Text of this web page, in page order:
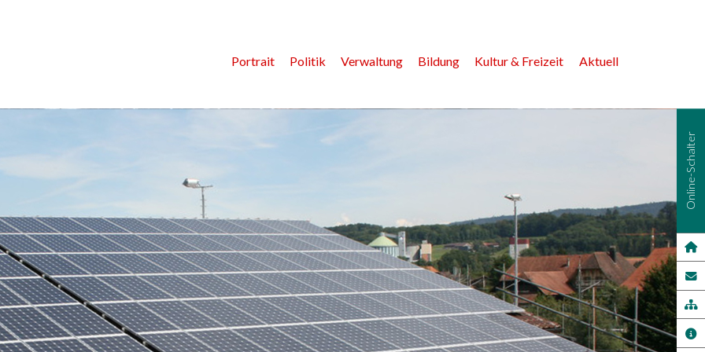
Portrait Politik Verwaltung Bildung Kultur & Freizeit Aktuell
Online-Schalter